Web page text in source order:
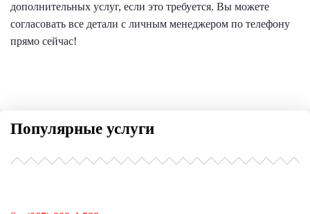
дополнительных услуг, если это требуется. Вы можете
согласовать все детали с личным менеджером по телефону
прямо сейчас!
Популярные услуги